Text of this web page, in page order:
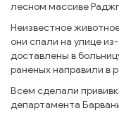
лесном массиве
Неизвестное
они спали на улице
доставлены в
раненых направили в
Всем сделали
департамента